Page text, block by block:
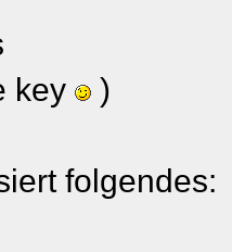
key
)
folgendes: